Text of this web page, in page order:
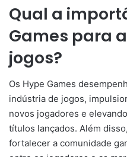
Qual a
Games para
jogos?
Os Hype Games
indústria de jogos,
novos jogadores e
títulos lançados. Além
fortalecer a comunidade